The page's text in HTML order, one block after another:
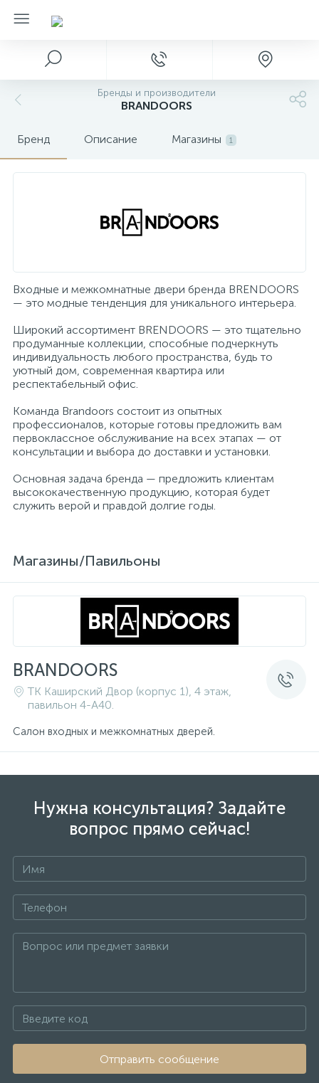
Бренды и производители
BRANDOORS
Бренд Описание Магазины 1
Входные и межкомнатные двери бренда BRENDOORS
— это модные тенденция для уникального интерьера.
Широкий ассортимент BRENDOORS — это тщательно
продуманные коллекции, способные подчеркнуть
индивидуальность любого пространства, будь то
уютный дом, современная квартира или
респектабельный офис.
Команда Brandoors состоит из опытных
профессионалов, которые готовы предложить вам
первоклассное обслуживание на всех этапах — от
консультации и выбора до доставки и установки.
Основная задача бренда — предложить клиентам
высококачественную продукцию, которая будет
служить верой и правдой долгие годы.
Магазины/Павильоны
BRANDOORS
ТК Каширский Двор (корпус 1), 4 этаж,
павильон 4-A40.
Салон входных и межкомнатных дверей.
Нужна консультация? Задайте
вопрос прямо сейчас!
Отправить сообщение